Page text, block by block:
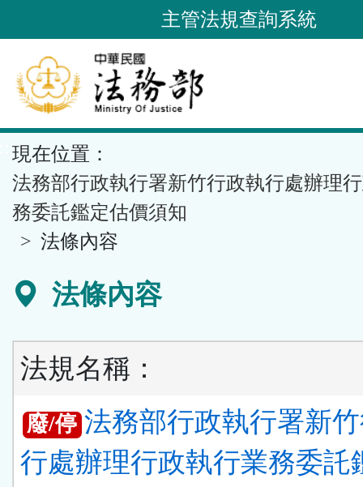
到
要
內
容
區
塊
主管法規查詢系統
現在位置：
法務部行政執行署新竹行政執行處辦理
務委託鑑定估價須知
法條內容
法條內容
法規名稱：
廢/停 法務部行政執行署新
行處辦理行政執行業務委託